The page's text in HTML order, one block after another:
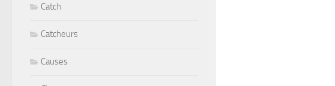
Catch
Catcheurs
Causes